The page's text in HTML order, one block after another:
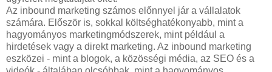
Az inbound marketing számos előnnyel jár a vállalatok
számára. Először is, sokkal költséghatékonyabb, mint a
hagyományos marketingmódszerek, mint például a
hirdetések vagy a direkt marketing. Az inbound marketing
eszközei - mint a blogok, a közösségi média, az SEO és a